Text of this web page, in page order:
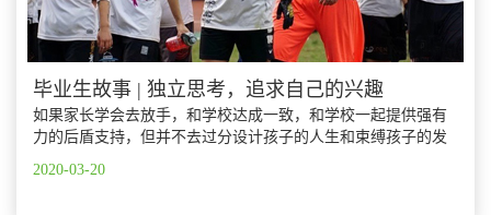
毕业生故事 | 独立思考，追求自己的兴趣
如果家长学会去放手，和学校达成一致，和学校一起提供强有
力的后盾支持，但并不去过分设计孩子的人生和束缚孩子的发
2020-03-20